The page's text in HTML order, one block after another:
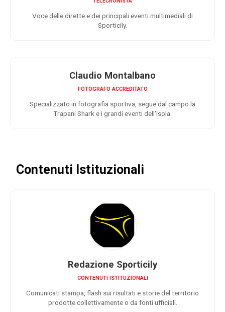
Voce delle dirette e dei principali eventi multimediali di
Sporticily.
Claudio Montalbano
FOTOGRAFO ACCREDITATO
Specializzato in fotografia sportiva, segue dal campo la
Trapani Shark e i grandi eventi dell'isola.
Contenuti Istituzionali
Redazione Sporticily
CONTENUTI ISTITUZIONALI
Comunicati stampa, flash sui risultati e storie del territorio
prodotte collettivamente o da fonti ufficiali.